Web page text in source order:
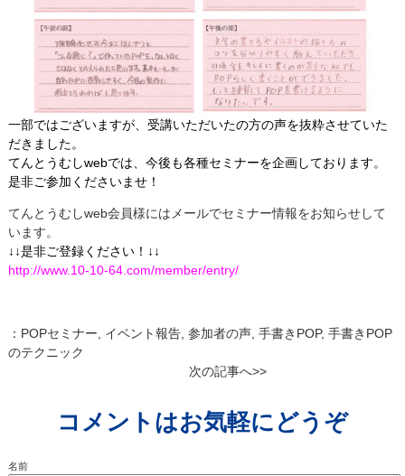
一部ではございますが、受講いただいたの方の声を抜粋させていた
だきました。
てんとうむしwebでは、今後も各種セミナーを企画しております。
是非ご参加くださいませ！
てんとうむしweb会員様にはメールでセミナー情報をお知らせして
います。
↓ ↓是非ご登録ください！↓ ↓
http://www.10-10-64.com/member/entry/
： POPセミナー イベント報告, 参加者の声, 手書きPOP, 手書きPOP
のテクニック
次の記事へ>>
コメントはお気軽にどうぞ
名前